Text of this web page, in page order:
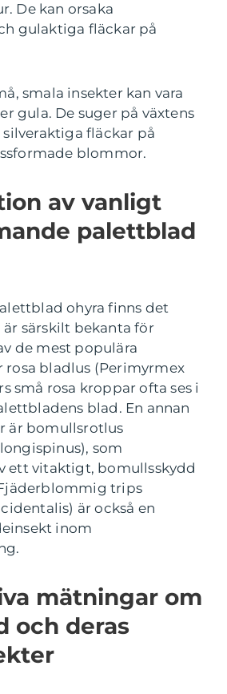
De kan orsaka
gulaktiga fläckar på
smala insekter kan vara
gula. De suger på växtens
fläckar på
blommor.
av vanligt
palettblad
ohyra finns det
är särskilt bekanta för
de mest populära
rosa bladlus (Perimyrmex
små rosa kroppar ofta ses i
blad. En annan
är bomullsrotlus
som
ett vitaktigt, bomullsskydd
trips
är också en
inom
mätningar om
och deras